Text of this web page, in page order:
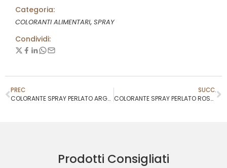
Categoria:
COLORANTI ALIMENTARI, SPRAY
Condividi:
PREC
COLORANTE SPRAY PERLATO ARGENTO
SUCC.
COLORANTE SPRAY PERLATO ROSSO INTENSO
Prodotti Consigliati